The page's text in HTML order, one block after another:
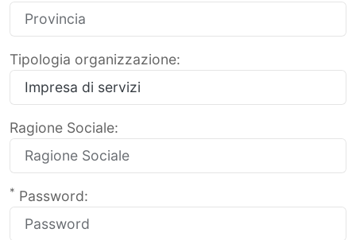
Tipologia organizzazione:
Ragione Sociale:
* Password: